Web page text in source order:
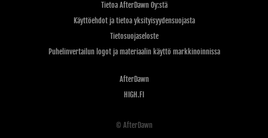
Tietoa AfterDawn Oy:stä
Käyttöehdot ja tietoa yksityisyydensuojasta
Tietosuojaseloste
Puhelinvertailun logot ja materiaalin käyttö markkinoinnissa
AfterDawn
HIGH.FI
© AfterDawn